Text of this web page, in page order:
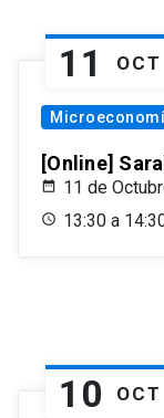
11 OCT
[Online]
11 de
13:30 a
10 OCT